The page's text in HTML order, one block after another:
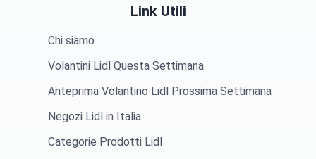
Link Utili
Chi siamo
Volantini Lidl Questa Settimana
Anteprima Volantino Lidl Prossima Settimana
Negozi Lidl in Italia
Categorie Prodotti Lidl